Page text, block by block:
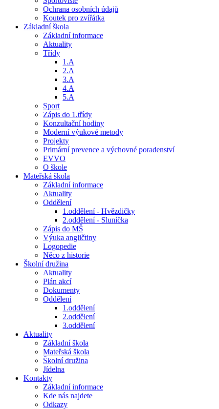
Ochrana osobních údajů
Koutek pro zvířátka
Základní škola
Základní informace
Aktuality
Třídy
1.A
2.A
3.A
4.A
5.A
Sport
Zápis do 1.třídy
Konzultační hodiny
Moderní výukové metody
Projekty
Primární prevence a výchovné poradenství
EVVO
O škole
Mateřská škola
Základní informace
Aktuality
Oddělení
1.oddělení - Hvězdičky
2.oddělení - Sluníčka
Zápis do MŠ
Výuka angličtiny
Logopedie
Něco z historie
Školní družina
Aktuality
Plán akcí
Dokumenty
Oddělení
1.oddělení
2.oddělení
3.oddělení
Aktuality
Základní škola
Mateřská škola
Školní družina
Jídelna
Kontakty
Základní informace
Kde nás najdete
Odkazy